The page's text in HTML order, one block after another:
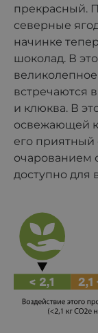
прекрасный.
северные
начинке
шоколад. В
встречаются
и клюква. В
освежающей
его приятный
очарованием
доступно для